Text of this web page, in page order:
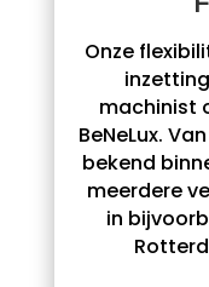
Onze
machinist
BeNeLux.
bekend
meerdere
in